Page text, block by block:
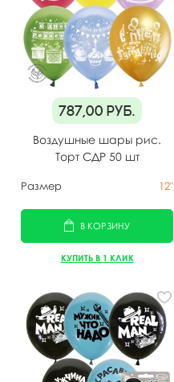
787,00 руб.
Воздушные шары рис.
Торт СДР 50 шт
Размер 12"
В КОРЗИНУ
КУПИТЬ В 1 КЛИК